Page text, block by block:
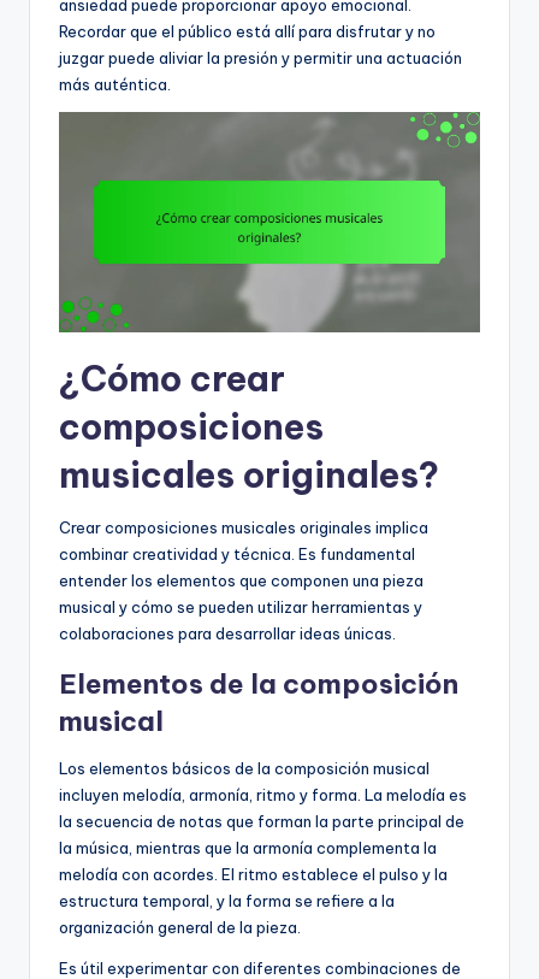
ansiedad puede proporcionar apoyo emocional.
Recordar que el público está allí para disfrutar y no
juzgar puede aliviar la presión y permitir una actuación
más auténtica.
¿Cómo crear
composiciones
musicales originales?
Crear composiciones musicales originales implica
combinar creatividad y técnica. Es fundamental
entender los elementos que componen una pieza
musical y cómo se pueden utilizar herramientas y
colaboraciones para desarrollar ideas únicas.
Elementos de la composición
musical
Los elementos básicos de la composición musical
incluyen melodía, armonía, ritmo y forma. La melodía es
la secuencia de notas que forman la parte principal de
la música, mientras que la armonía complementa la
melodía con acordes. El ritmo establece el pulso y la
estructura temporal, y la forma se refiere a la
organización general de la pieza.
Es útil experimentar con diferentes combinaciones de